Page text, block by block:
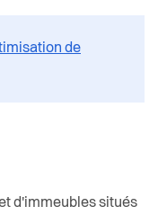
de
d'immeubles situés